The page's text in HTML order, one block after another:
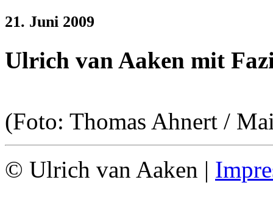
21. Juni 2009
Ulrich van Aaken mit
(Foto: Thomas Ahnert /
© Ulrich van Aaken |